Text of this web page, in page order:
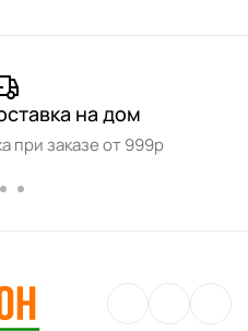
на дом
при заказе от 999р